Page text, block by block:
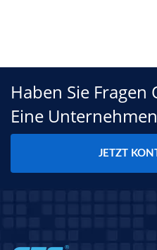
Haben Sie
Eine
JETZT